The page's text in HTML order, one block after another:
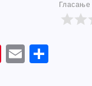
Гласање
Pi E